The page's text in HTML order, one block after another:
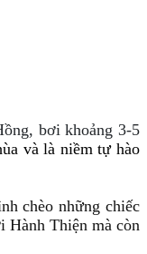
bơi khoảng 3-5
và là niềm tự hào
chèo những chiếc
Hành Thiện mà còn